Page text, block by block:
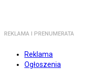
REKLAMA I PRENUMERATA
Reklama
Ogłoszenia